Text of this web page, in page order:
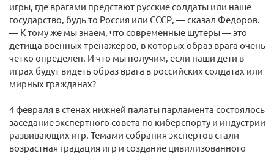
игры, где врагами предстают русские солдаты или наше
государство, будь то Россия или СССР, — сказал Федоров.
— К тому же мы знаем, что современные шутеры — это
детища военных тренажеров, в которых образ врага очень
четко определен. И что мы получим, если наши дети в
играх будут видеть образ врага в российских солдатах или
мирных гражданах?
4 февраля в стенах нижней палаты парламента состоялось
заседание экспертного совета по киберспорту и индустрии
развивающих игр. Темами собрания экспертов стали
возрастная градация игр и создание цивилизованного